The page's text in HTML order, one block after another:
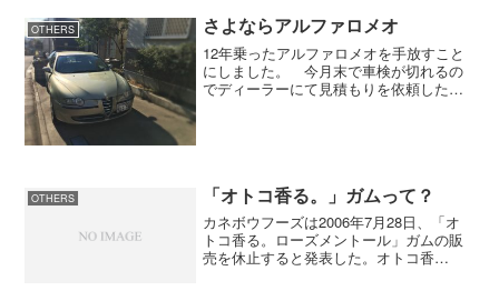
業を手がけるのは国内では初め...
OTHERS さよならアルファロメオ
12年乗ったアルファロメオを手放すこと
にしました。 今月末で車検が切れるの
でディーラーにて見積もりを依頼したと
OTHERS 「オトコ香る。」ガムって？
カネボウフーズは2006年7月28日、「オ
トコ香る。ローズメントール」ガムの販
売を休止すると発表した。オトコ香